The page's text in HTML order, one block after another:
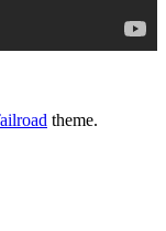
theme.